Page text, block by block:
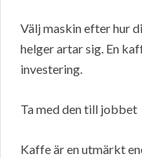
Välj maskin efter hur
helger artar sig. En
investering.
Ta med den till jobbet
Kaffe är en utmärkt